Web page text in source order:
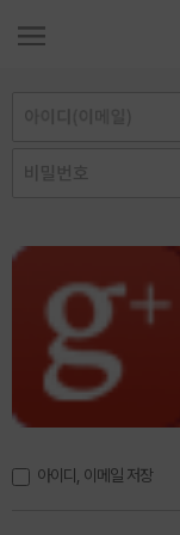
아이디, 이메일 저장